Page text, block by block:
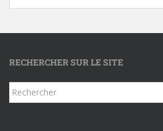
RECHERCHER SUR LE SITE